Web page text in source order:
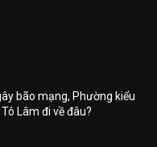
bão mạng, Phường kiểu
Lâm đi về đâu?